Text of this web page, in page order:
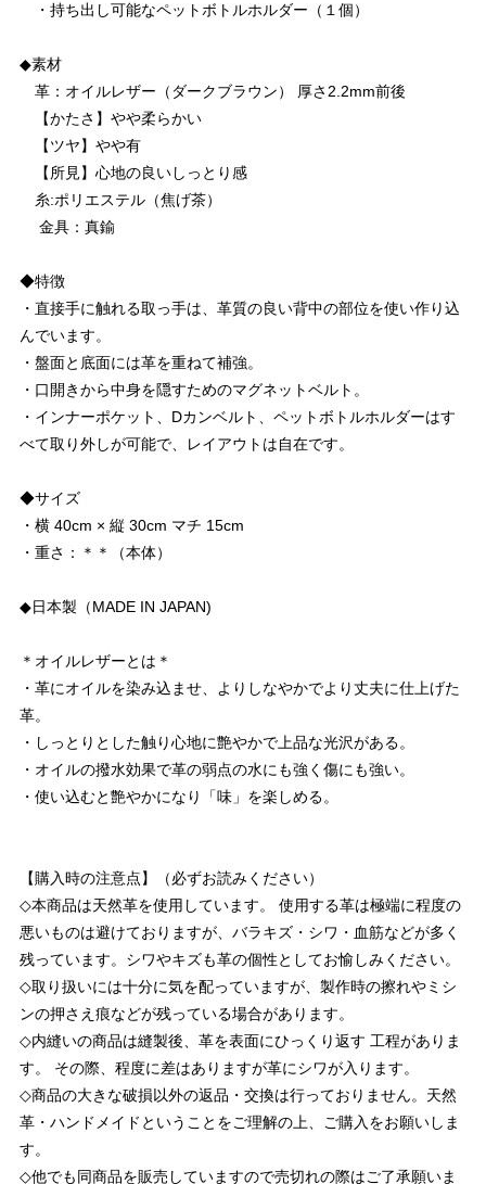
・持ち出し可能なペットボトルホルダー（１個）
◆素材
革：オイルレザー（ダークブラウン） 厚さ2.2mm前後
【かたさ】やや柔らかい
【ツヤ】やや有
【所見】心地の良いしっとり感
糸:ポリエステル（焦げ茶）
金具：真鍮
◆特徴
・直接手に触れる取っ手は、革質の良い背中の部位を使い作り込
んでいます。
・盤面と底面には革を重ねて補強。
・口開きから中身を隠すためのマグネットベルト。
・インナーポケット、Dカンベルト、ペットボトルホルダーはす
べて取り外しが可能で、レイアウトは自在です。
◆サイズ
・横 40cm × 縦 30cm マチ 15cm
・重さ：＊＊（本体）
◆日本製（MADE IN JAPAN)
＊オイルレザーとは＊
・革にオイルを染み込ませ、よりしなやかでより丈夫に仕上げた
革。
・しっとりとした触り心地に艶やかで上品な光沢がある。
・オイルの撥水効果で革の弱点の水にも強く傷にも強い。
・使い込むと艶やかになり「味」を楽しめる。
【購入時の注意点】（必ずお読みください）
◇本商品は天然革を使用しています。 使用する革は極端に程度の
悪いものは避けておりますが、バラキズ・シワ・血筋などが多く
残っています。シワやキズも革の個性としてお愉しみください。
◇取り扱いには十分に気を配っていますが、製作時の擦れやミシ
ンの押さえ痕などが残っている場合があります。
◇内縫いの商品は縫製後、革を表面にひっくり返す 工程がありま
す。 その際、程度に差はありますが革にシワが入ります。
◇商品の大きな破損以外の返品・交換は行っておりません。天然
革・ハンドメイドということをご理解の上、ご購入をお願いしま
す。
◇他でも同商品を販売していますので売切れの際はご了承願いま